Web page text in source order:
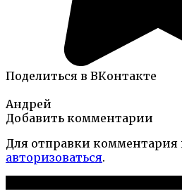
Поделиться в ВКонтакте
Андрей
Добавить комментарии
Для отправки комментария
авторизоваться.